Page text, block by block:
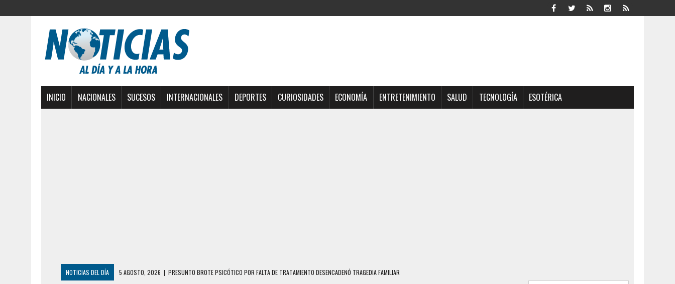
INICIO NACIONALES SUCESOS INTERNACIONALES DEPORTES CURIOSIDADES ECONOMÍA ENTRETENIMIENTO SALUD TECNOLOGÍA ESOTÉRICA
NOTICIAS DEL DÍA 5 AGOSTO, 2026 | PRESUNTO BROTE PSICÓTICO POR FALTA DE TRATAMIENTO DESENCADENÓ TRAGEDIA FAMILIAR